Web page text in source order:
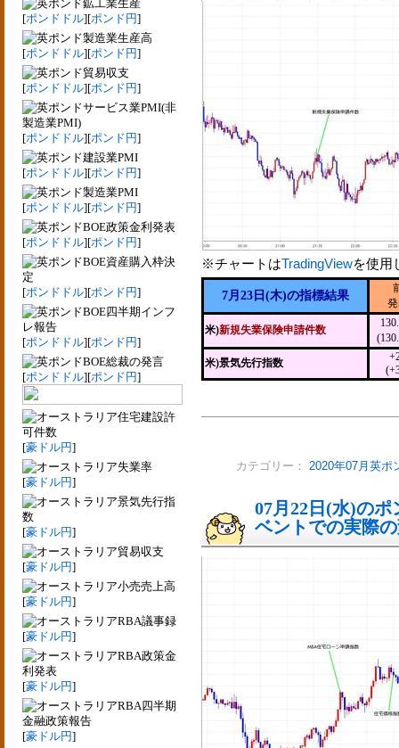
鉱工業生産
[ポンドドル][ポンド円]
製造業生産高
[ポンドドル][ポンド円]
貿易収支
[ポンドドル][ポンド円]
サービス業PMI(非
製造業PMI)
[ポンドドル][ポンド円]
建設業PMI
[ポンドドル][ポンド円]
製造業PMI
[ポンドドル][ポンド円]
BOE政策金利発表
[ポンドドル][ポンド円]
BOE資産購入枠決
定
[ポンドドル][ポンド円]
BOE四半期インフ
レ報告
[ポンドドル][ポンド円]
BOE総裁の発言
[ポンドドル][ポンド円]
住宅建設許
可件数
[豪ドル円]
失業率
[豪ドル円]
景気先行指
数
[豪ドル円]
貿易収支
[豪ドル円]
小売売上高
[豪ドル円]
RBA議事録
[豪ドル円]
RBA政策金
利発表
[豪ドル円]
RBA四半期
金融政策報告
[豪ドル円]
※チャートはTradingViewを使用
7月23日(木)の指標結果
米)新規失業保険申請件数
米)景気先行指数
カテゴリー： 2020年07月英ポ
07月22日(水)の
ベントでの実際